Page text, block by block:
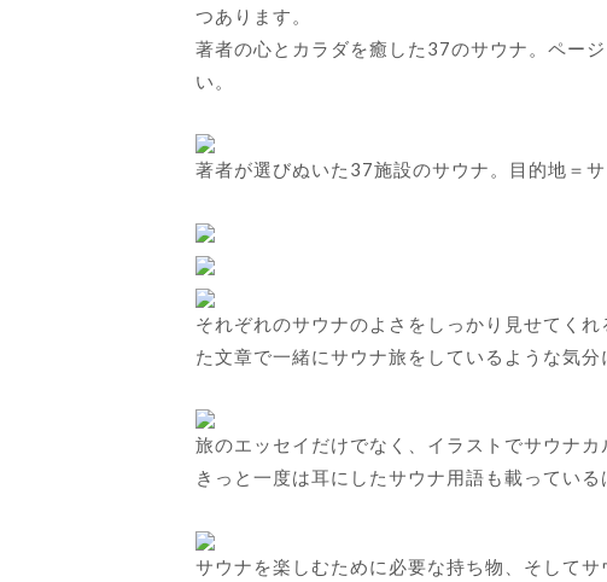
つあります。
著者の心とカラダを癒した37のサウナ。ペー
い。
著者が選びぬいた37施設のサウナ。目的地＝サ
それぞれのサウナのよさをしっかり見せてく
た文章で一緒にサウナ旅をしているような気分
旅のエッセイだけでなく、イラストでサウナカ
きっと一度は耳にしたサウナ用語も載っている
サウナを楽しむために必要な持ち物、そして